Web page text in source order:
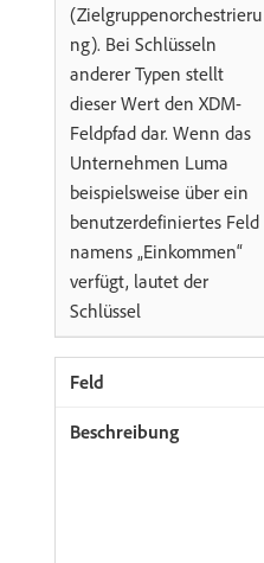
(Zielgruppenorchestrieru
ng). Bei Schlüsseln
anderer Typen stellt
dieser Wert den XDM-
Feldpfad dar. Wenn das
Unternehmen Luma
beispielsweise über ein
benutzerdefiniertes Feld
namens „Einkommen“
verfügt, lautet der
Schlüssel